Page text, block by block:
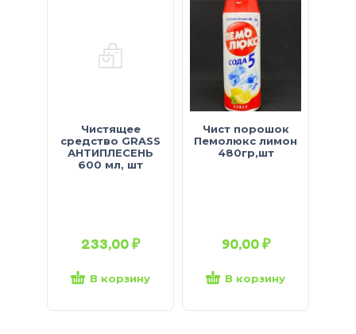
Чистящее
средство GRASS
АНТИПЛЕСЕНЬ
600 мл, шт
233,00₽
В корзину
Чист порошок
Пемолюкс лимон
480гр,шт
90,00₽
В корзину